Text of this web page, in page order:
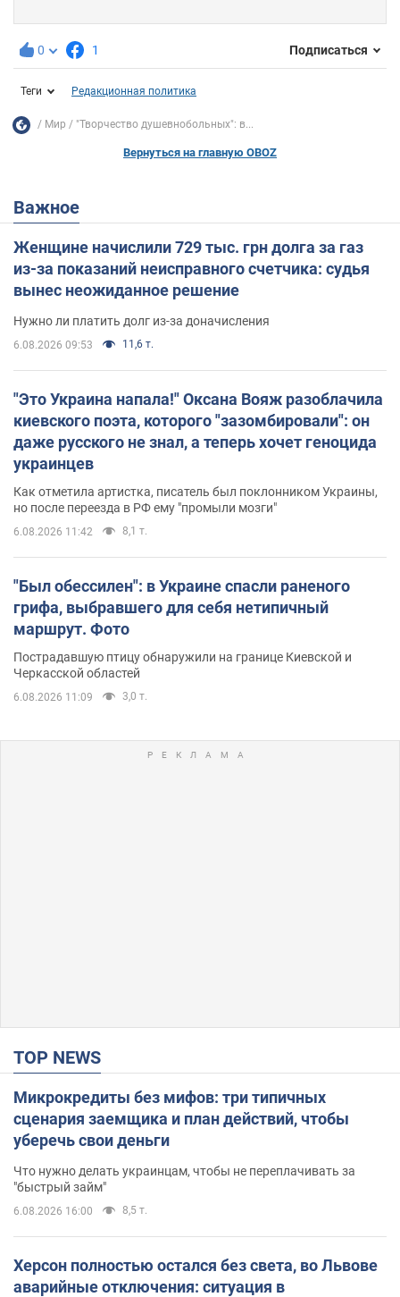
0 1 Подписаться
Теги Редакционная политика
Мир "Творчество душевнобольных": в...
Вернуться на главную OBOZ
Важное
Женщине начислили 729 тыс. грн долга за газ
из-за показаний неисправного счетчика: судья
вынес неожиданное решение
Нужно ли платить долг из-за доначисления
6.08.2026 09:53 11,6 т.
"Это Украина напала!" Оксана Вояж разоблачила
киевского поэта, которого "зазомбировали": он
даже русского не знал, а теперь хочет геноцида
украинцев
Как отметила артистка, писатель был поклонником Украины,
но после переезда в РФ ему "промыли мозги"
6.08.2026 11:42 8,1 т.
"Был обессилен": в Украине спасли раненого
грифа, выбравшего для себя нетипичный
маршрут. Фото
Пострадавшую птицу обнаружили на границе Киевской и
Черкасской областей
6.08.2026 11:09 3,0 т.
TOP NEWS
Микрокредиты без мифов: три типичных
сценария заемщика и план действий, чтобы
уберечь свои деньги
Что нужно делать украинцам, чтобы не переплачивать за
"быстрый займ"
6.08.2026 16:00 8,5 т.
Херсон полностью остался без света, во Львове
аварийные отключения: ситуация в